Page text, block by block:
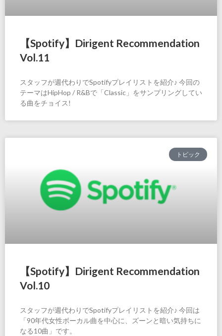
【Spotify】Dirigent Recommendation
Vol.11
スタッフが週代わりでSpotifyプレイリストを紹介♪ 今回の
テーマはHipHop / R&Bで「Classic」をサンプリングしてい
る曲をチョイス!
トピック
【Spotify】Dirigent Recommendation
Vol.10
スタッフが週代わりでSpotifyプレイリストを紹介♪ 今回は
「90年代女性ボーカル曲を中心に、ズーンと暗い気持ちに
なる10曲」です。